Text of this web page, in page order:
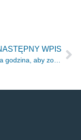
WPIS
„Nadeszła godzina, aby został uwielbiony Syn Człowieczy.” J 12.23